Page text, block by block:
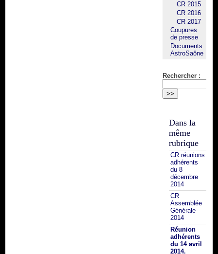
CR 2015
CR 2016
CR 2017
Coupures
de presse
Documents
AstroSaône
Rechercher :
Dans la
même
rubrique
CR réunions
adhérents
du 8
décembre
2014
CR
Assemblée
Générale
2014
Réunion
adhérents
du 14 avril
2014.